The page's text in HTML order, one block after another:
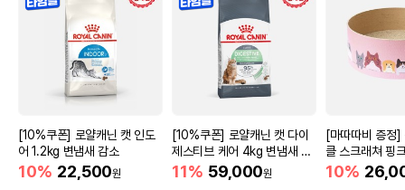
[10%쿠폰] 로얄캐닌 캣 인도
어 1.2kg 변냄새 감소
10% 22,500원
[10%쿠폰] 로얄캐닌 캣 다이
제스티브 케어 4kg 변냄새 감
소
11% 59,000원
[마따따비 증정]
클 스크래쳐 핑
10%